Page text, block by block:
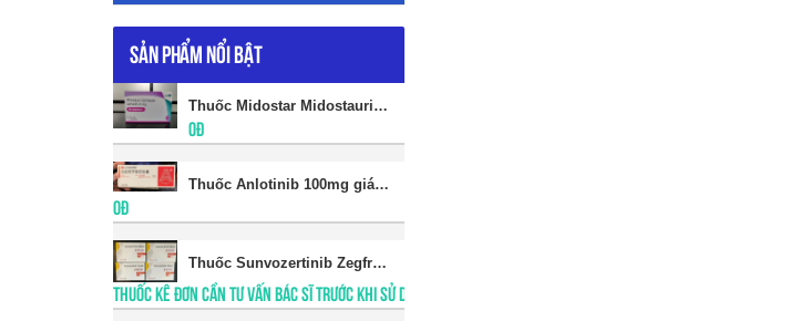
Sản phẩm nổi bật
Thuốc Midostar Midostaurin giá bao nhiêu
0đ
Thuốc Anlotinib 100mg giá bao nhiêu
0đ
Thuốc Sunvozertinib Zegfrovy giá bao nhiêu
THUỐC KÊ ĐƠN CẦN TƯ VẤN BÁC SĨ TRƯỚC KHI SỬ DỤNG